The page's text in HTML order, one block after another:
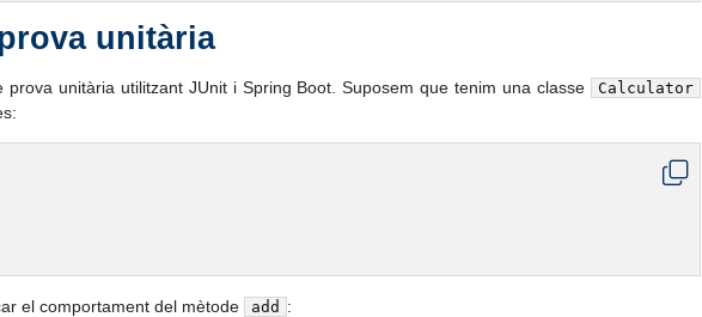
unitària
unitària utilitzant JUnit i Spring Boot. Suposem que tenim una classe Calculator
el comportament del mètode add :